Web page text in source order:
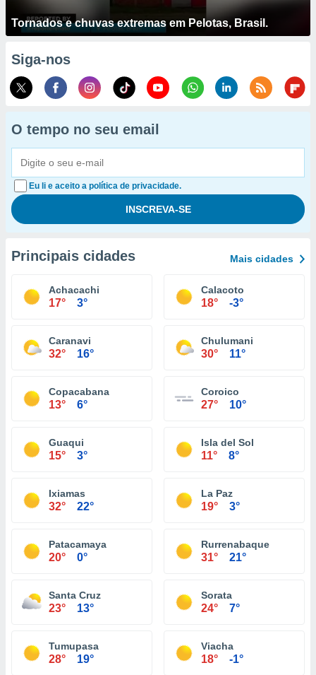
Tornados e chuvas extremas em Pelotas, Brasil.
Siga-nos
O tempo no seu email
Eu li e aceito a política de privacidade.
Principais cidades Mais cidades
Achacachi
17° 3°
Calacoto
18° -3°
Caranavi
32° 16°
Chulumani
30° 11°
Copacabana
13° 6°
Coroico
27° 10°
Guaqui
15° 3°
Isla del Sol
11° 8°
Ixiamas
32° 22°
La Paz
19° 3°
Patacamaya
20° 0°
Rurrenabaque
31° 21°
Santa Cruz
23° 13°
Sorata
24° 7°
Tumupasa
28° 19°
Viacha
18° -1°